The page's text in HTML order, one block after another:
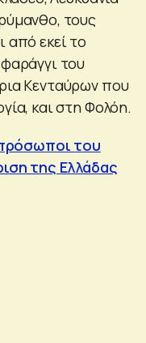
τους
από εκεί το
του
Κενταύρων που
και στη Φολόη.
του
της Ελλάδας